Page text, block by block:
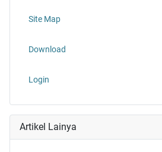
Site Map
Download
Login
Artikel Lainya